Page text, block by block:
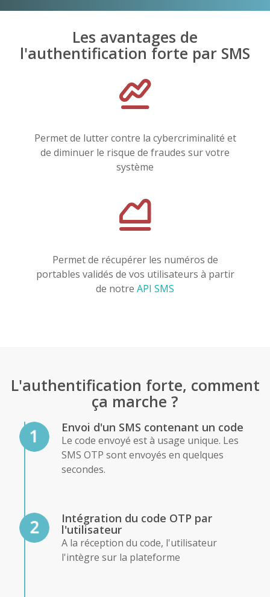
Les avantages de
l'authentification forte par SMS
Permet de lutter contre la cybercriminalité et
de diminuer le risque de fraudes sur votre
système
Permet de récupérer les numéros de
portables validés de vos utilisateurs à partir
de notre API SMS
L'authentification forte, comment
ça marche ?
Envoi d'un SMS contenant un code
Le code envoyé est à usage unique. Les
SMS OTP sont envoyés en quelques
secondes.
Intégration du code OTP par
l'utilisateur
A la réception du code, l'utilisateur
l'intègre sur la plateforme